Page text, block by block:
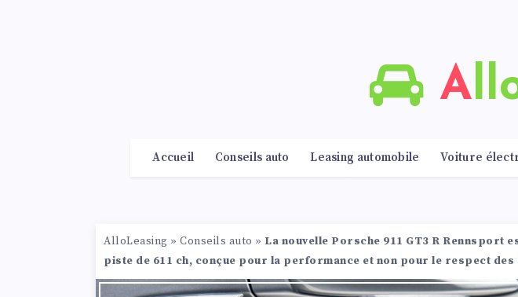
Accueil Conseils auto Leasing automobile Voiture
AlloLeasing » Conseils auto » La nouvelle Porsche 911 GT3 R Rennsport
piste de 611 ch, conçue pour la performance et non pour le respect